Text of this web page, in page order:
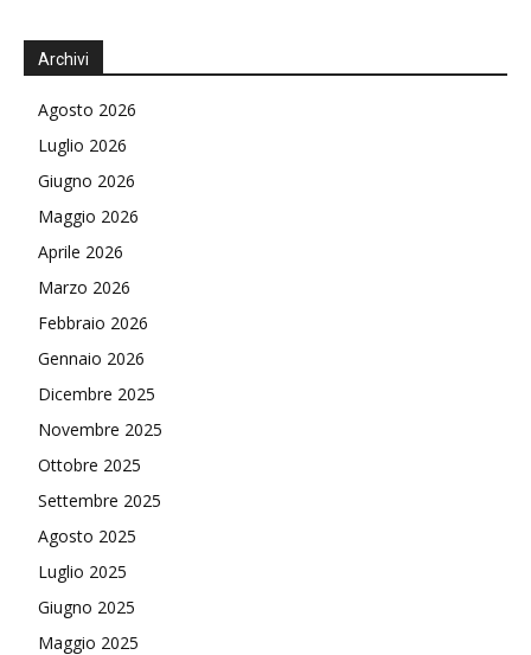
Archivi
Agosto 2026
Luglio 2026
Giugno 2026
Maggio 2026
Aprile 2026
Marzo 2026
Febbraio 2026
Gennaio 2026
Dicembre 2025
Novembre 2025
Ottobre 2025
Settembre 2025
Agosto 2025
Luglio 2025
Giugno 2025
Maggio 2025